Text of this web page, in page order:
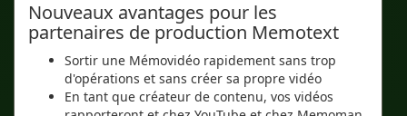
Nouveaux avantages pour les
partenaires de production Memotext
Sortir une Mémovidéo rapidement sans trop
d'opérations et sans créer sa propre vidéo
En tant que créateur de contenu, vos vidéos